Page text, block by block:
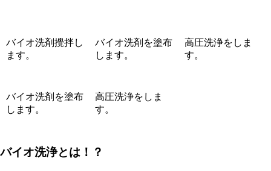
バイオ洗剤攪拌し
ます。
バイオ洗剤を塗布
します。
高圧洗浄をしま
す。
バイオ洗剤を塗布
します。
高圧洗浄をしま
す。
バイオ洗浄とは！？